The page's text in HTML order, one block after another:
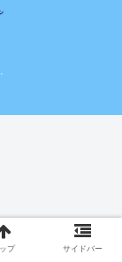
プ サイドバー